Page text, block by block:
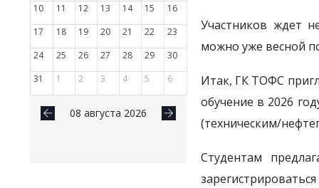
10
11 12 13 14 15
16
17
18 19 20 21 22
23
24
25 26 27 28 29
30
31
1 2 3 4 5 6
08 августа 2026
Участников ждет
можно уже весной
Итак, ГК ТОФС
обучение в 2026
(техническим/
Студентам